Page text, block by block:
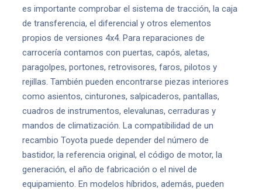
es importante comprobar el sistema de tracción, la caja
de transferencia, el diferencial y otros elementos
propios de versiones 4x4. Para reparaciones de
carrocería contamos con puertas, capós, aletas,
paragolpes, portones, retrovisores, faros, pilotos y
rejillas. También pueden encontrarse piezas interiores
como asientos, cinturones, salpicaderos, pantallas,
cuadros de instrumentos, elevalunas, cerraduras y
mandos de climatización. La compatibilidad de un
recambio Toyota puede depender del número de
bastidor, la referencia original, el código de motor, la
generación, el año de fabricación o el nivel de
equipamiento. En modelos híbridos, además, pueden